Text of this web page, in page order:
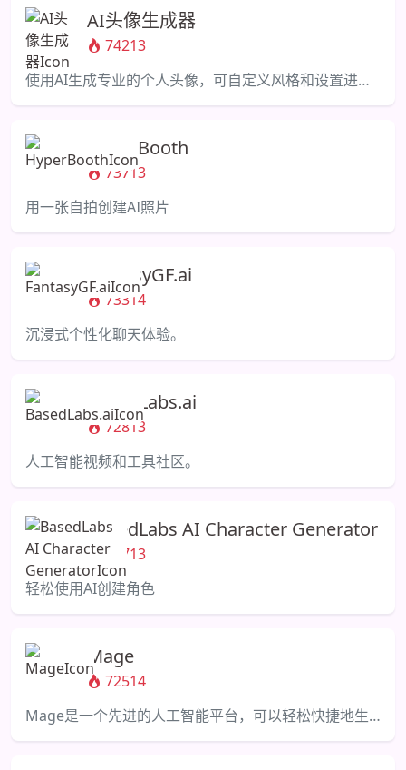
AI头像生成器
74213
使用AI生成专业的个人头像，可自定义风格和设置进行个性化。
HyperBooth
73713
用一张自拍创建AI照片
FantasyGF.ai
73314
沉浸式个性化聊天体验。
BasedLabs.ai
72813
人工智能视频和工具社区。
BasedLabs AI Character Generator
72713
轻松使用AI创建角色
Mage
72514
Mage是一个先进的人工智能平台，可以轻松快捷地生成独特的图像。